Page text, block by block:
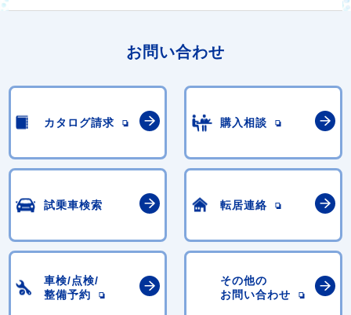
お問い合わせ
カタログ請求 購入相談
試乗車検索 転居連絡
車検/点検/
整備予約
その他の
お問い合わせ